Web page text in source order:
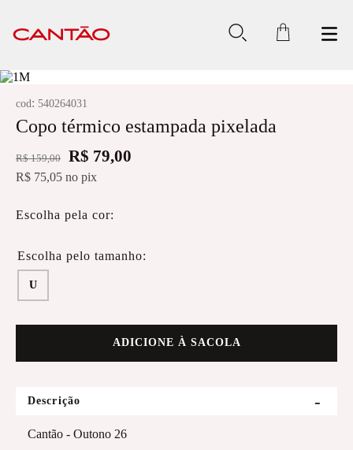
cod: 540264031
Copo térmico estampada pixelada
R$ 159,00 R$ 79,00
R$ 75,05 no pix
Escolha pela cor:
U
ADICIONE À SACOLA
Descrição
Cantão - Outono 26